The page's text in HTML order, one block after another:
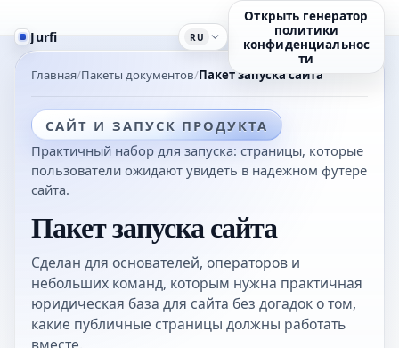
Jurfi RU
Открыть генератор
политики
конфиденциальнос
ти
Главная Пакеты документов Пакет запуска сайта
САЙТ И ЗАПУСК ПРОДУКТА
Практичный набор для запуска: страницы, которые
пользователи ожидают увидеть в надежном футере
сайта.
Пакет запуска сайта
Сделан для основателей, операторов и
небольших команд, которым нужна практичная
юридическая база для сайта без догадок о том,
какие публичные страницы должны работать